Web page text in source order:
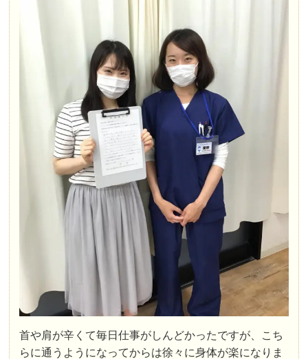
首や肩が辛くて毎日仕事がしんどかったですが、こち
らに通うようになってからは徐々に身体が楽になりま